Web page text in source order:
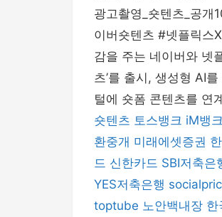
광고촬영_숏텐츠_공
이버숏텐츠 #넷플릭스
감을 주는 네이버와 넷
츠’를 출시, 생성형 AI
털에 숏폼 콘텐츠를 연
숏텐츠 토스뱅크 iM뱅크
환중개 미래에셋증권
드 신한카드 SBI저축은
YES저축은행
toptube 노안백내장 한